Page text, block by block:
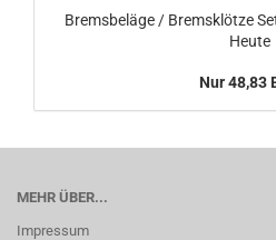
Bremsbeläge / Bremsklötze
Heute
Nur 48,83
MEHR ÜBER...
Impressum